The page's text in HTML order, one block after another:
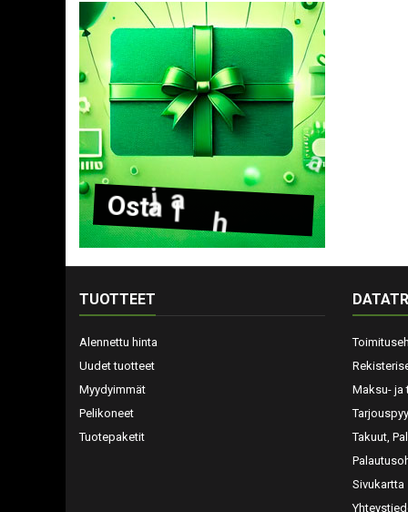
Osta la ja
TUOTTEET
Alennettu hinta
Uudet tuotteet
Myydyimmät
Pelikoneet
Tuotepaketit
Maksu- ja
Takuut,
Sivukartta